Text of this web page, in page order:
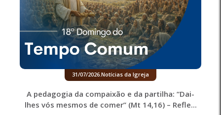
31/07/2026 Notícias da Igreja
A pedagogia da compaixão e da partilha: “Dai-
lhes vós mesmos de comer” (Mt 14,16) – Refle...